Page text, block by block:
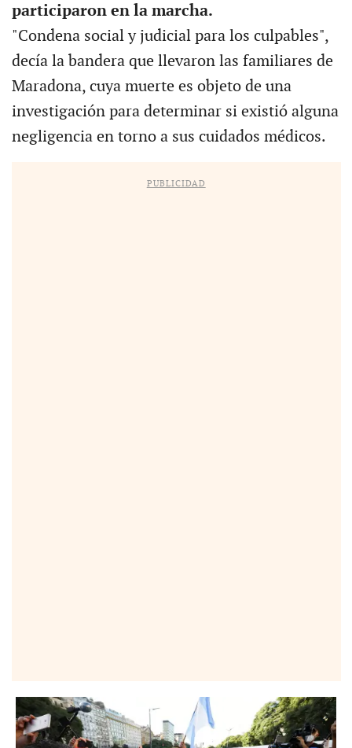
participaron en la marcha.
"Condena social y judicial para los culpables",
decía la bandera que llevaron las familiares de
Maradona, cuya muerte es objeto de una
investigación para determinar si existió alguna
negligencia en torno a sus cuidados médicos.
PUBLICIDAD